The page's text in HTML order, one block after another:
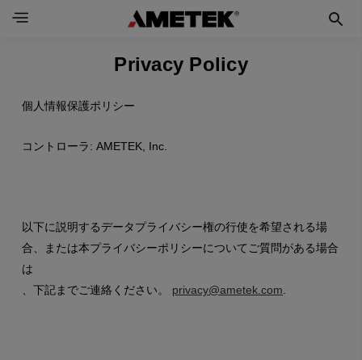
Privacy Policy
個人情報保護ポリシー
コントローラ: AMETEK, Inc.
以下に説明するデータプライバシー権の行使を希望される場
合、または本プライバシーポリシーについてご質問がある場合
は
、下記までご連絡ください。 privacy@ametek.com